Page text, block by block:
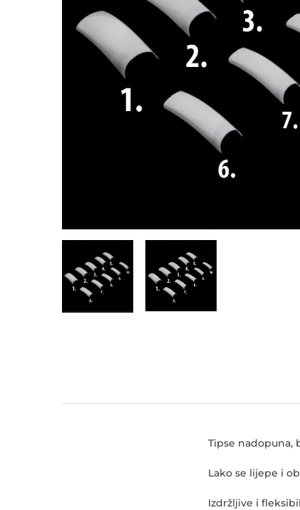
Tipse nadopuna,
Lako se lijepe i
Izdržljive i